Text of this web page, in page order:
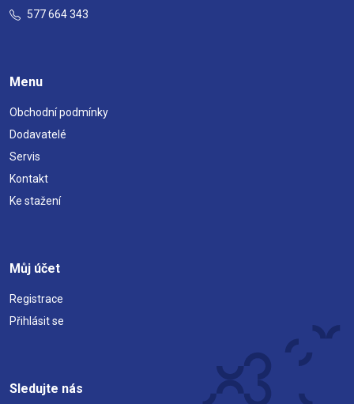
577 664 343
Menu
Obchodní podmínky
Dodavatelé
Servis
Kontakt
Ke stažení
Můj účet
Registrace
Přihlásit se
Sledujte nás